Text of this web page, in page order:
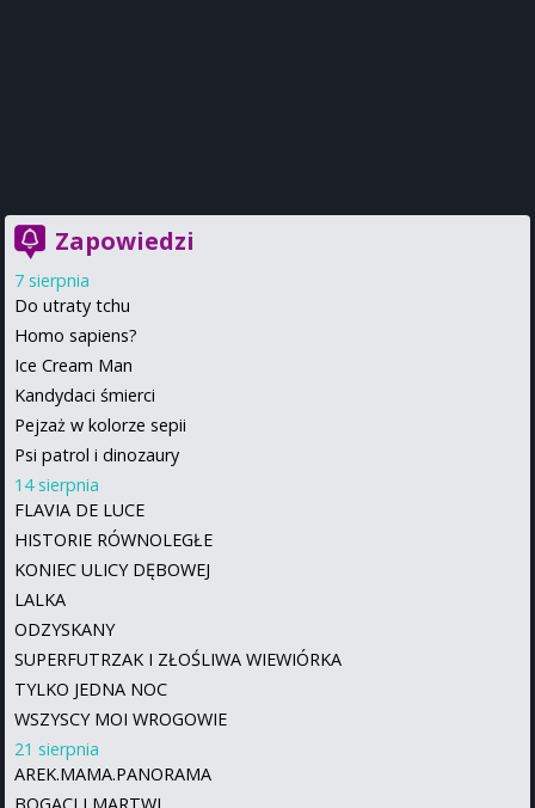
Zapowiedzi
7 sierpnia
Do utraty tchu
Homo sapiens?
Ice Cream Man
Kandydaci śmierci
Pejzaż w kolorze sepii
Psi patrol i dinozaury
14 sierpnia
FLAVIA DE LUCE
HISTORIE RÓWNOLEGŁE
KONIEC ULICY DĘBOWEJ
LALKA
ODZYSKANY
SUPERFUTRZAK I ZŁOŚLIWA WIEWIÓRKA
TYLKO JEDNA NOC
WSZYSCY MOI WROGOWIE
21 sierpnia
AREK.MAMA.PANORAMA